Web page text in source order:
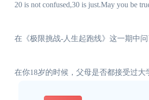
20 is not confused,30 is just.May you be
在《极限挑战-人生起跑线》这一期中问
在你18岁的时候，父母是否都接受过大